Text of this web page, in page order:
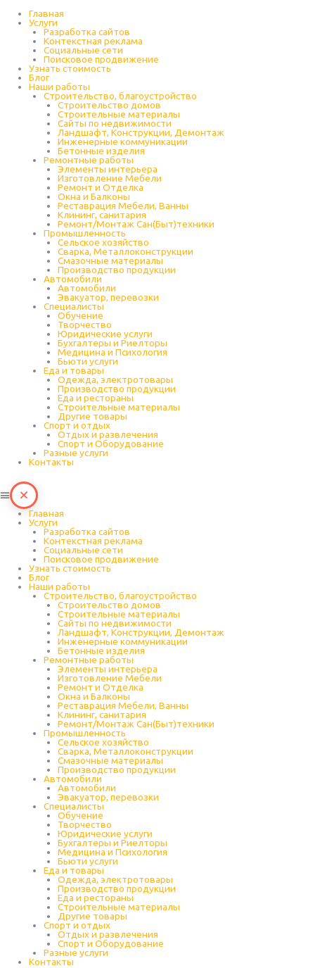
содержимому
Главная
Услуги
Разработка сайтов
Контекстная реклама
Социальные сети
Поисковое продвижение
Узнать стоимость
Блог
Наши работы
Строительство, благоустройство
Строительство домов
Строительные материалы
Сайты по недвижимости
Ландшафт, Конструкции, Демонтаж
Инженерные коммуникации
Бетонные изделия
Ремонтные работы
Элементы интерьера
Изготовление Мебели
Ремонт и Отделка
Окна и Балконы
Реставрация Мебели, Ванны
Клининг, санитария
Ремонт/Монтаж Сан(Быт)техники
Промышленность
Cельское хозяйство
Сварка, Металлоконструкции
Cмазочные материалы
Производство продукции
Автомобили
Автомобили
Эвакуатор, перевозки
Специалисты
Обучение
Творчество
Юридические услуги
Бухгалтеры и Риелторы
Медицина и Психология
Бьюти услуги
Еда и товары
Одежда, электротовары
Производство продукции
Еда и рестораны
Строительные материалы
Другие товары
Спорт и отдых
Отдых и развлечения
Спорт и Оборудование
Разные услуги
Контакты
Главная
Услуги
Разработка сайтов
Контекстная реклама
Социальные сети
Поисковое продвижение
Узнать стоимость
Блог
Наши работы
Строительство, благоустройство
Строительство домов
Строительные материалы
Сайты по недвижимости
Ландшафт, Конструкции, Демонтаж
Инженерные коммуникации
Бетонные изделия
Ремонтные работы
Элементы интерьера
Изготовление Мебели
Ремонт и Отделка
Окна и Балконы
Реставрация Мебели, Ванны
Клининг, санитария
Ремонт/Монтаж Сан(Быт)техники
Промышленность
Cельское хозяйство
Сварка, Металлоконструкции
Cмазочные материалы
Производство продукции
Автомобили
Автомобили
Эвакуатор, перевозки
Специалисты
Обучение
Творчество
Юридические услуги
Бухгалтеры и Риелторы
Медицина и Психология
Бьюти услуги
Еда и товары
Одежда, электротовары
Производство продукции
Еда и рестораны
Строительные материалы
Другие товары
Спорт и отдых
Отдых и развлечения
Спорт и Оборудование
Разные услуги
Контакты